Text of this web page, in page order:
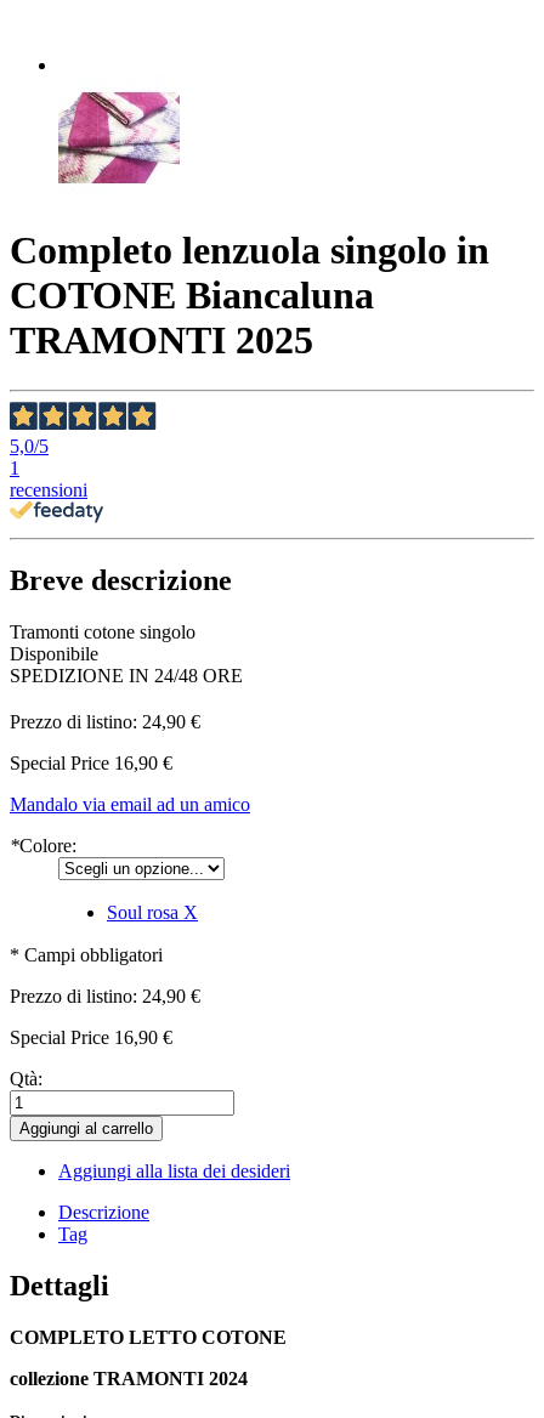
Completo lenzuola singolo in
COTONE Biancaluna
TRAMONTI 2025
5,0/5
1
recensioni
Breve descrizione
Tramonti cotone singolo
Disponibile
SPEDIZIONE IN 24/48 ORE
Prezzo di listino: 24,90 €
Special Price 16,90 €
Mandalo via email ad un amico
*Colore:
Soul rosa X
* Campi obbligatori
Prezzo di listino: 24,90 €
Special Price 16,90 €
Qtà:
Aggiungi al carrello
Aggiungi alla lista dei desideri
Descrizione
Tag
Dettagli
COMPLETO LETTO COTONE
collezione TRAMONTI 2024